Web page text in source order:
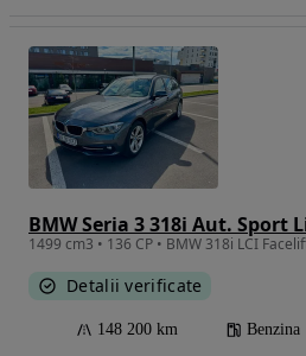
BMW Seria 3 318i Aut. Sport
1499 cm3 • 136 CP • BMW 318i LCI
Detalii verificate
148 200 km Benzina